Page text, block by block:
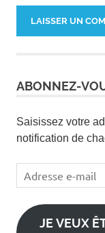
ABONNEZ-
Saisissez votre
notification de
Adresse
e-
mail
JE VEUX